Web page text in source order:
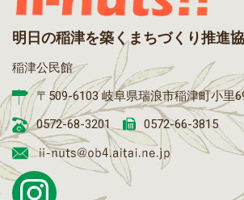
明日の稲津を築くまちづくり推進
稲津公民館
〒509-6103 岐阜県瑞浪市稲津町小里
0572-68-3201
0572-66-3815